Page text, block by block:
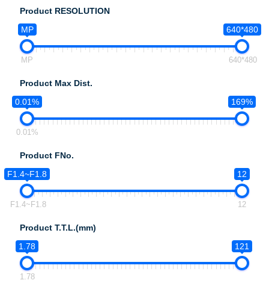
Product RESOLUTION
MP
640*480
MP 640*480
Product Max Dist.
0.01%
169%
0.01%
Product FNo.
F1.4~F1.8
12
F1.4~F1.8 12
Product T.T.L.(mm)
1.78
121
1.78